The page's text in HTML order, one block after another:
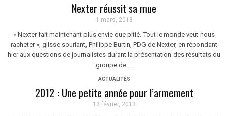
Nexter réussit sa mue
1 mars, 2013
« Nexter fait maintenant plus envie que pitié. Tout le monde veut nous
racheter », glisse souriant, Philippe Burtin, PDG de Nexter, en répondant
hier aux questions de journalistes durant la présentation des résultats du
groupe de ...
ACTUALITÉS
2012 : Une petite année pour l’armement
13 février, 2013